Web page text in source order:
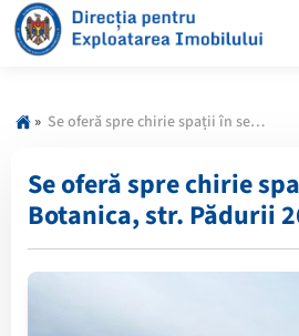
» Se oferă spre chirie spații în sectorul Botanica, str. Pădurii 26/1.
Se oferă spre chirie
Botanica, str. Pădurii